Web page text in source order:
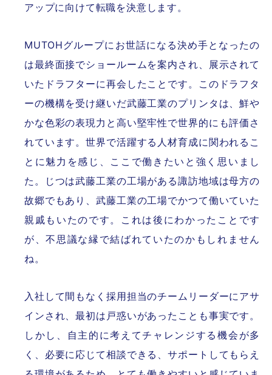
アップに向けて転職を決意します。
MUTOHグループにお世話になる決め手となったの
は最終面接でショールームを案内され、展示されて
いたドラフターに再会したことです。このドラフタ
ーの機構を受け継いだ武藤工業のプリンタは、鮮や
かな色彩の表現力と高い堅牢性で世界的にも評価さ
れています。世界で活躍する人材育成に関われるこ
とに魅力を感じ、ここで働きたいと強く思いまし
た。じつは武藤工業の工場がある諏訪地域は母方の
故郷でもあり、武藤工業の工場でかつて働いていた
親戚もいたのです。これは後にわかったことです
が、不思議な縁で結ばれていたのかもしれません
ね。
入社して間もなく採用担当のチームリーダーにアサ
インされ、最初は戸惑いがあったことも事実です。
しかし、自主的に考えてチャレンジする機会が多
く、必要に応じて相談できる、サポートしてもらえ